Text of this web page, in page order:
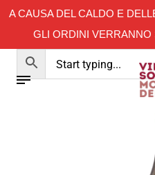
A CAUSA DEL CALDO E
GLI ORDINI VERRANNO